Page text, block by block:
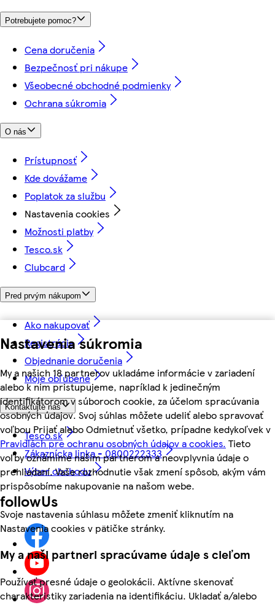
Nastavenia súkromia
My a našich 18 partnerov ukladáme informácie v zariadení
alebo k nim pristupujeme, napríklad k jedinečným
identifikátorom v súboroch cookie, za účelom spracúvania
osobných údajov. Svoj súhlas môžete udeliť alebo spravovať
voľbou Prijať alebo Odmietnuť všetko, prípadne kedykoľvek v
Pravidlách pre ochranu osobných údajov a cookies. Tieto
voľby oznámime našim partnerom a neovplyvnia údaje o
prehliadaní. Vaše rozhodnutie však zmení spôsob, akým vám
prispôsobíme nakupovanie na našom webe.
Svoje nastavenia súhlasu môžete zmeniť kliknutím na
Nastavenia cookies v pätičke stránky.
My a naši partneri spracúvame údaje s cieľom
Používať presné údaje o geolokácii. Aktívne skenovať
charakteristiky zariadenia na identifikáciu. Ukladať a/alebo
Potrebujete pomoc?
Cena doručenia
Bezpečnosť pri nákupe
Všeobecné obchodné podmienky
Ochrana súkromia
O nás
Prístupnosť
Kde dovážame
Poplatok za službu
Nastavenia cookies
Možnosti platby
Tesco.sk
Clubcard
Pred prvým nákupom
Ako nakupovať
Registrácia
Objednanie doručenia
Moje obľúbené
Kontaktujte nás
Tesco.sk
Zákaznícka linka - 0800222333
Výber obchodu
followUs